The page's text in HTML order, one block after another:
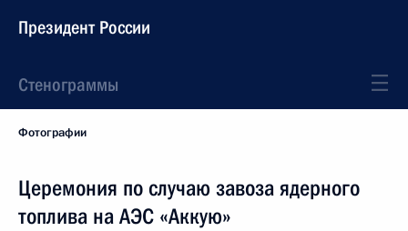
Президент России
Стенограммы
Фотографии
Церемония по случаю завоза ядерного
топлива на АЭС «Аккую»